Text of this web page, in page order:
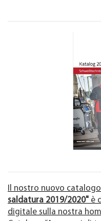
Il nostro nuovo catalogo
saldatura 2019/2020" è
digitale sulla nostra